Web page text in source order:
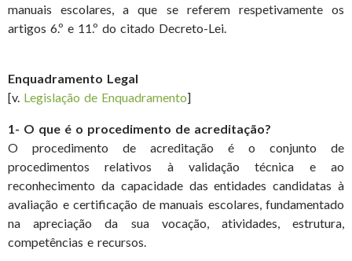
manuais escolares, a que se referem respetivamente os
artigos 6.º e 11.º do citado Decreto-Lei.
Enquadramento Legal
[v. Legislação de Enquadramento]
1- O que é o procedimento de acreditação?
O procedimento de acreditação é o conjunto de
procedimentos relativos à validação técnica e ao
reconhecimento da capacidade das entidades candidatas à
avaliação e certificação de manuais escolares, fundamentado
na apreciação da sua vocação, atividades, estrutura,
competências e recursos.